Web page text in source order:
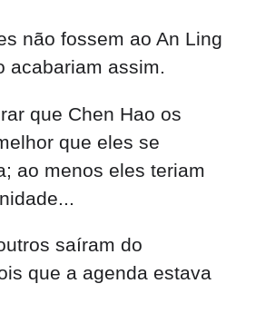
que Chen Hao os
que eles se
ao menos eles teriam
saíram do
que a agenda estava